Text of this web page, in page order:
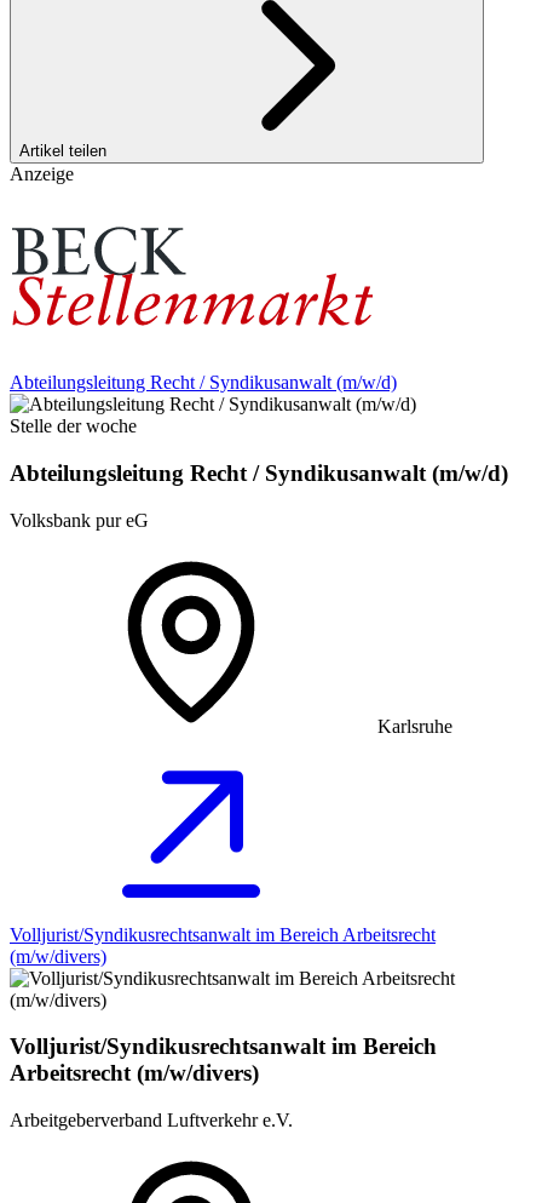
Artikel teilen
Anzeige
Abteilungsleitung Recht / Syndikusanwalt (m/w/d)
Stelle der woche
Abteilungsleitung Recht / Syndikusanwalt (m/w/d)
Volksbank pur eG
Karlsruhe
Volljurist/Syndikusrechtsanwalt im Bereich Arbeitsrecht
(m/w/divers)
Volljurist/Syndikusrechtsanwalt im Bereich
Arbeitsrecht (m/w/divers)
Arbeitgeberverband Luftverkehr e.V.